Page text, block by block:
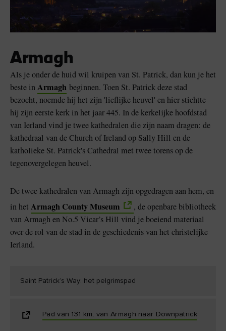
Armagh
Als je onder de huid wil kruipen van St. Patrick, dan kun je het
beste inArmagh beginnen. Toen St. Patrick deze stad
bezocht, noemde hij het zijn 'lieflijke heuvel' en hier stichtte
hij zijn eerste kerk in het jaar 445. In de kerkelijke hoofdstad
van Ierland vind je twee kathedralen die zijn naam dragen: de
kathedraal van de Church of Ireland op Sally Hill en de
katholieke St. Patrick's Cathedral met twee torens op de
tegenovergelegen heuvel.
De twee kathedralen van Armagh zijn opgedragen aan hem, en
in het Armagh County Museum
, de openbare bibliotheek
van Armagh en No.5 Vicar’s Hill vind je boeiend materiaal
over de rol van de stad in de geschiedenis van het christelijke
Ierland.
Saint Patrick’s Way: het pelgrimspad
Pad van 131 km, van Armagh naar Downpatrick